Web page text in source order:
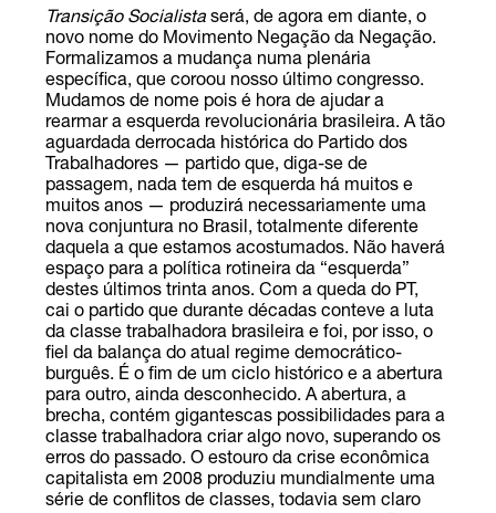
Transição Socialista será, de agora em diante, o
novo nome do Movimento Negação da Negação.
Formalizamos a mudança numa plenária
específica, que coroou nosso último congresso.
Mudamos de nome pois é hora de ajudar a
rearmar a esquerda revolucionária brasileira. A tão
aguardada derrocada histórica do Partido dos
Trabalhadores — partido que, diga-se de
passagem, nada tem de esquerda há muitos e
muitos anos — produzirá necessariamente uma
nova conjuntura no Brasil, totalmente diferente
daquela a que estamos acostumados. Não haverá
espaço para a política rotineira da “esquerda”
destes últimos trinta anos. Com a queda do PT,
cai o partido que durante décadas conteve a luta
da classe trabalhadora brasileira e foi, por isso, o
fiel da balança do atual regime democrático-
burguês. É o fim de um ciclo histórico e a abertura
para outro, ainda desconhecido. A abertura, a
brecha, contém gigantescas possibilidades para a
classe trabalhadora criar algo novo, superando os
erros do passado. O estouro da crise econômica
capitalista em 2008 produziu mundialmente uma
série de conflitos de classes, todavia sem claro